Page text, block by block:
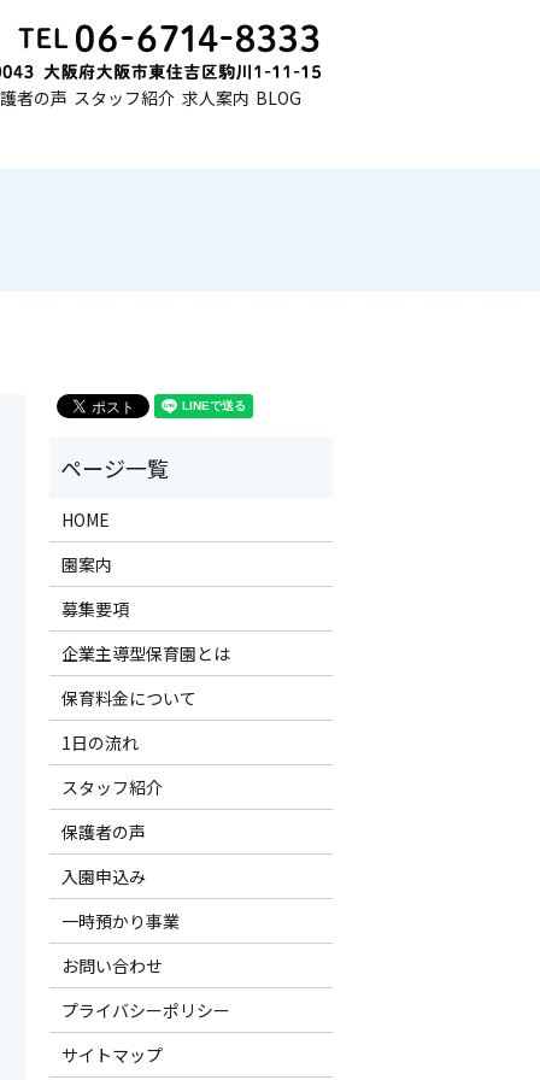
者の声 スタッフ紹介 求人案内 BLOG
HOME
園案内
募集要項
企業主導型保育園とは
保育料金について
1日の流れ
スタッフ紹介
保護者の声
入園申込み
一時預かり事業
お問い合わせ
プライバシーポリシー
サイトマップ